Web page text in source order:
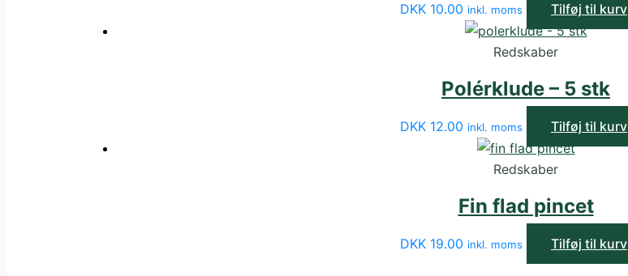
DKK 10.00 inkl. moms Tilføj til kurv
Redskaber
Polérklude – 5 stk
DKK 12.00 inkl. moms Tilføj til kurv
Redskaber
Fin flad pincet
DKK 19.00 inkl. moms Tilføj til kurv